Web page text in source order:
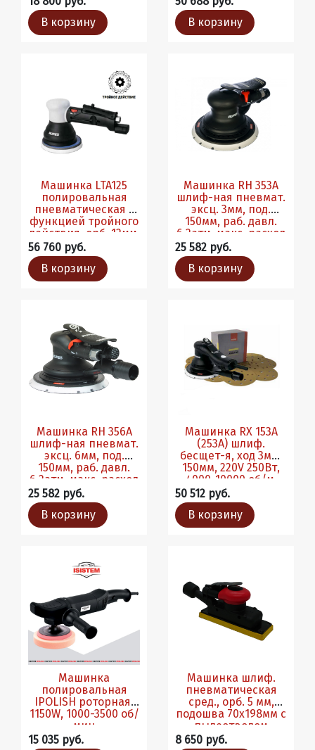
В корзину
В корзину
Машинка LTA125
полировальная
пневматическая с
функцией тройного
действия, орб. 12мм,
подош. 125мм
56 760 руб.
В корзину
Машинка RH 353A
шлиф-ная пневмат.
эксц. 3мм, под.
150мм, раб. давл.
6,2атм, макс. расход
340л/мин
25 582 руб.
В корзину
Машинка RH 356A
шлиф-ная пневмат.
эксц. 6мм, под.
150мм, раб. давл.
6,2атм, макс. расход
340л/мин
25 582 руб.
В корзину
Машинка RX 153A
(253А) шлиф.
бесщет-я, ход 3мм,
150мм, 220V 250Вт,
4000-10000 об/м.
Ком-т абразивов
50 512 руб.
В корзину
Машинка
полировальная
IPOLISH роторная,
1150W, 1000-3500 об/
мин
15 035 руб.
Машинка шлиф.
пневматическая
сред., орб. 5 мм,
подошва 70х198мм c
пылеотводом
8 650 руб.